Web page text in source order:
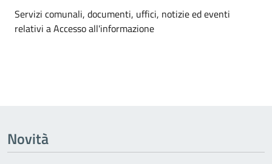
Dettagli dell'argomento
Servizi comunali, documenti, uffici, notizie ed eventi
relativi a Accesso all'informazione
Novità